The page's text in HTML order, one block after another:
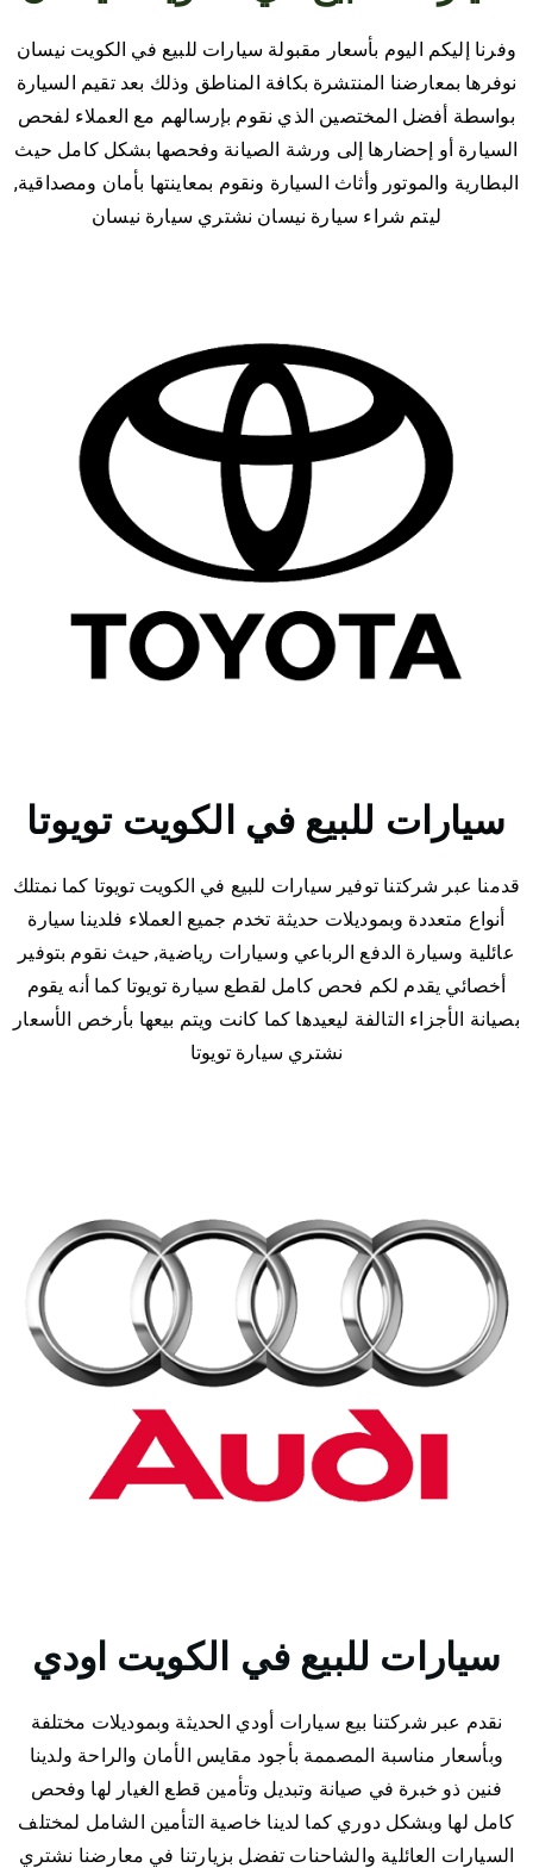
وفرنا إليكم اليوم بأسعار مقبولة سيارات للبيع في الكويت نيسان
نوفرها بمعارضنا المنتشرة بكافة المناطق وذلك بعد تقيم السيارة
بواسطة أفضل المختصين الذي نقوم بإرسالهم مع العملاء لفحص
السيارة أو إحضارها إلى ورشة الصيانة وفحصها بشكل كامل حيث
البطارية والموتور وأثاث السيارة ونقوم بمعاينتها بأمان ومصداقية,
ليتم شراء سيارة نيسان نشتري سيارة نيسان
سيارات للبيع في الكويت تويوتا
قدمنا عبر شركتنا توفير سيارات للبيع في الكويت تويوتا كما نمتلك
أنواع متعددة وبموديلات حديثة تخدم جميع العملاء فلدينا سيارة
عائلية وسيارة الدفع الرباعي وسيارات رياضية, حيث نقوم بتوفير
أخصائي يقدم لكم فحص كامل لقطع سيارة تويوتا كما أنه يقوم
بصيانة الأجزاء التالفة ليعيدها كما كانت ويتم بيعها بأرخص الأسعار
نشتري سيارة تويوتا
سيارات للبيع في الكويت اودي
نقدم عبر شركتنا بيع سيارات أودي الحديثة وبموديلات مختلفة
وبأسعار مناسبة المصممة بأجود مقايس الأمان والراحة ولدينا
فنين ذو خبرة في صيانة وتبديل وتأمين قطع الغيار لها وفحص
كامل لها وبشكل دوري كما لدينا خاصية التأمين الشامل لمختلف
السيارات العائلية والشاحنات تفضل بزيارتنا في معارضنا نشتري